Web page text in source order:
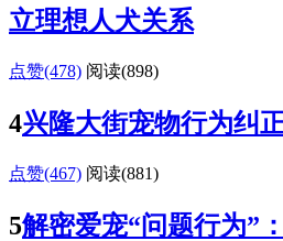
立理想人犬关系
点赞(478) 阅读(898)
4兴隆大街宠物行为纠
点赞(467) 阅读(881)
5解密爱宠“问题行为”